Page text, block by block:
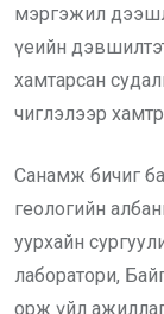
мэргэжил
үеийн
хамтарсан
чиглэлээр
Санамж бичиг
геологийн
уурхайн
лаборатори,
орж үйл